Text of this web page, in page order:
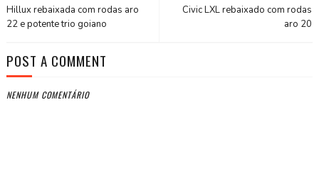
Civic LXL rebaixado com rodas
aro 20
Hillux rebaixada com rodas aro
22 e potente trio goiano
POST A COMMENT
NENHUM COMENTÁRIO